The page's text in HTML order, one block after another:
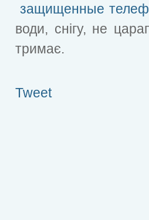
защищенные
води, снігу, не
тримає.
Tweet